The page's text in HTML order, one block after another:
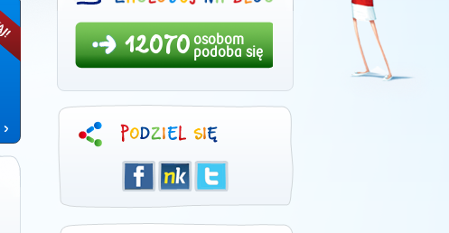
12070osobom
podoba się